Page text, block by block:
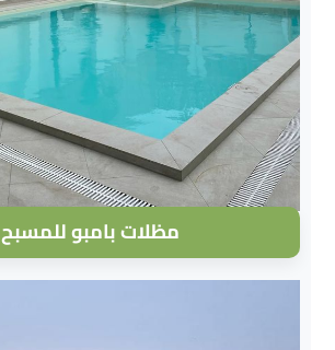
مظلات بامبو للمسبح